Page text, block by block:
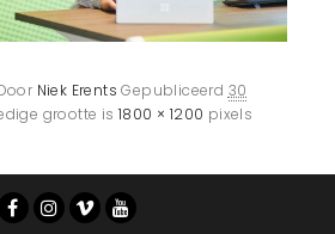
Niek Erents Gepubliceerd 30
grootte is1800 × 1200 pixels